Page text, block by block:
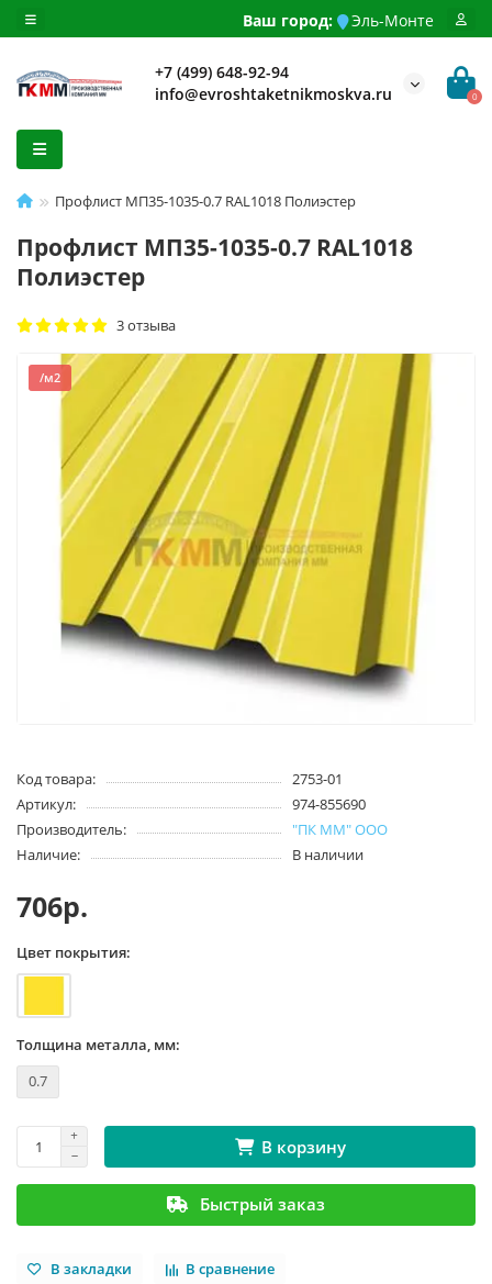
Ваш город: Эль-Монте
+7 (499) 648-92-94
info@evroshtaketnikmoskva.ru
0
Профлист МП35-1035-0.7 RAL1018 Полиэстер
Профлист МП35-1035-0.7 RAL1018
Полиэстер
3 отзыва
/м2
Код товара:
2753-01
Артикул:
974-855690
Производитель:
"ПК ММ" ООО
Наличие:
В наличии
706р.
Цвет покрытия:
Толщина металла, мм:
0.7
В корзину
Быстрый заказ
В закладки В сравнение